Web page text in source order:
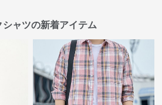
ャツの新着アイテム